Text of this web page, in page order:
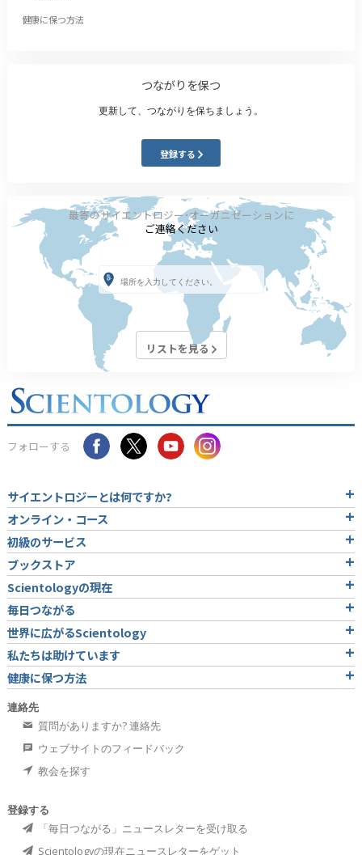
健康に保つ方法
つながりを保つ
更新して、つながりを保ちましょう。
登録する
最寄のサイエントロジー･オーガニゼーションに
ご連絡ください
リストを見る
フォローする
サイエントロジーとは何ですか?
オンライン・コース
初級のサービス
ブックストア
Scientologyの現在
毎日つながる
世界に広がるScientology
私たちは助けています
健康に保つ方法
連絡先
質問がありますか? 連絡先
ウェブサイトのフィードバック
教会を探す
登録する
「毎日つながる」ニュースレターを受け取る
Scientologyの現在ニュースレターをゲット